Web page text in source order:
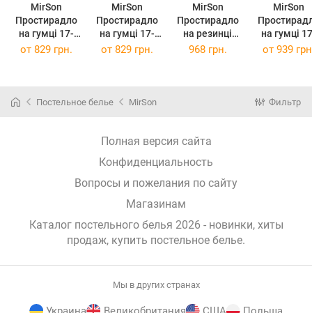
MirSon
Простирадло
на гумці 17-
0601 Stripe
MirSon
Простирадло
на гумці 17-
0601 Stripe
MirSon
Простирадло
на резинці
євро
MirSon
на гумці 17-
0601
от 829 грн. от 829 грн. 968 грн. от 939
Постельное белье MirSon Фильтр
Полная версия сайта
Конфиденциальность
Вопросы и пожелания по сайту
Магазинам
Каталог постельного белья 2026 - новинки, хиты
продаж, купить постельное белье.
Мы в других странах